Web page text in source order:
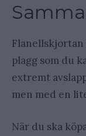
plagg som du
extremt
men med en
När du ska